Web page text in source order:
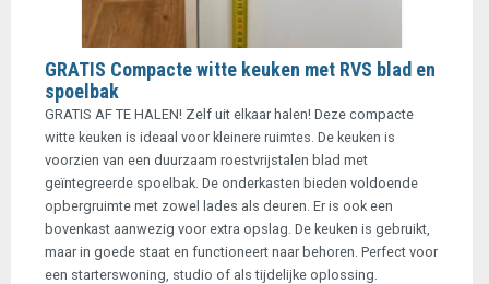
GRATIS Compacte witte keuken met RVS blad en
spoelbak
GRATIS AF TE HALEN! Zelf uit elkaar halen! Deze compacte
witte keuken is ideaal voor kleinere ruimtes. De keuken is
voorzien van een duurzaam roestvrijstalen blad met
geïntegreerde spoelbak. De onderkasten bieden voldoende
opbergruimte met zowel lades als deuren. Er is ook een
bovenkast aanwezig voor extra opslag. De keuken is gebruikt,
maar in goede staat en functioneert naar behoren. Perfect voor
een starterswoning, studio of als tijdelijke oplossing.